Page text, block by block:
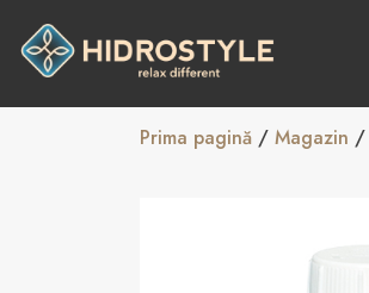
content
Prima pagină / Magazin /